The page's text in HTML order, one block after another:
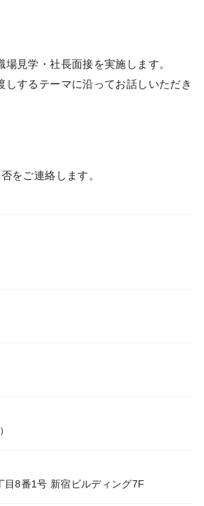
見学・社長面接を実施します。
しするテーマに沿ってお話しいただき
をご連絡します。
目8番1号 新宿ビルディング7F